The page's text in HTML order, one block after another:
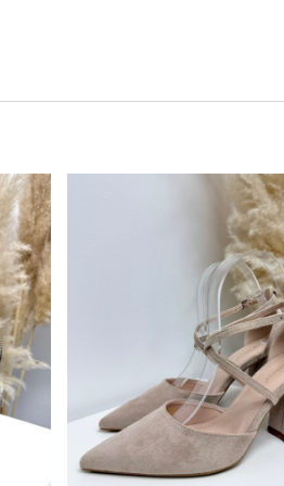
Este producto tiene múltiples variantes. Las opciones se pueden elegir en la página de producto